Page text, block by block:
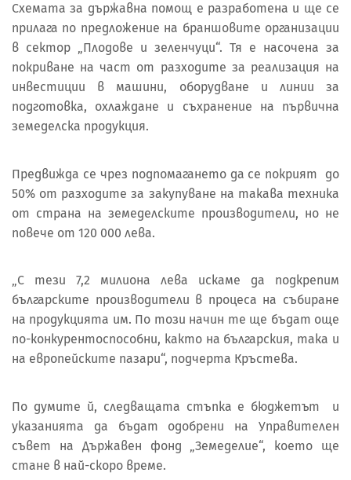
Схемата за държавна помощ е разработена и ще се
прилага по предложение на браншовите организации
в сектор „Плодове и зеленчуци“. Тя е насочена за
покриване на част от разходите за реализация на
инвестиции в машини, оборудване и линии за
подготовка, охлаждане и съхранение на първична
земеделска продукция.
Предвижда се чрез подпомагането да се покрият до
50% от разходите за закупуване на такава техника
от страна на земеделските производители, но не
повече от 120 000 лева.
„С тези 7,2 милиона лева искаме да подкрепим
българските производители в процеса на събиране
на продукцията им. По този начин те ще бъдат още
по-конкурентоспособни, както на българския, така и
на европейските пазари“, подчерта Кръстева.
По думите й, следващата стъпка е бюджетът и
указанията да бъдат одобрени на Управителен
съвет на Държавен фонд „Земеделие“, което ще
стане в най-скоро време.